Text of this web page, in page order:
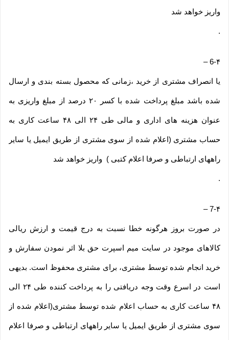
واریز خواهد شد
.
6-۴–
یا انصراف مشتری از خرید ،زمانی که محصول بسته بندی و ارسال
شده باشد مبلغ پرداخت شده با کسر ۲۰ درصد از مبلغ واریزی به
عنوان هزینه های اداری و مالی طی ۲۴ الی ۴۸ ساعت کاری به
حساب مشتری (اعلام شده از سوی مشتری از طریق ایمیل یا سایر
راههای ارتباطی و صرفا اعلام کتبی ) واریز خواهد شد
.
7-۴–
در صورت بروز هرگونه خطا نسبت به درج قیمت و ارزش ریالی
کالاهای موجود در سایت میم اسپرت حق بلا اثر نمودن سفارش و
خرید انجام شده توسط مشتری، برای مشتری محفوظ است. بدیهی
است در اسرع وقت وجه دریافتی را به پرداخت کننده طی ۲۴ الی
۴۸ ساعت کاری به حساب اعلام شده توسط مشتری(اعلام شده از
سوی مشتری از طریق ایمیل یا سایر راههای ارتباطی و صرفا اعلام